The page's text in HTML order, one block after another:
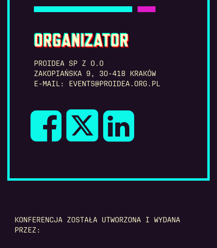
ORGANIZATOR
PROIDEA SP Z O.O
ZAKOPIAŃSKA 9, 30-418 KRAKÓW
E-MAIL: EVENTS@PROIDEA.ORG.PL
KONFERENCJA ZOSTAŁA UTWORZONA I WYDANA
PRZEZ: